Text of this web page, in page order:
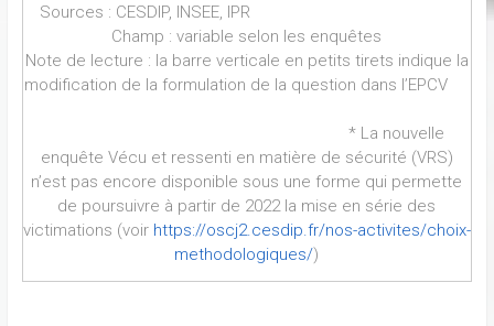
Sources : CESDIP, INSEE, IPR
Champ : variable selon les enquêtes
Note de lecture : la barre verticale en petits tirets indique la
modification de la formulation de la question dans l’EPCV
* La nouvelle
enquête Vécu et ressenti en matière de sécurité (VRS)
n’est pas encore disponible sous une forme qui permette
de poursuivre à partir de 2022 la mise en série des
victimations (voir https://oscj2.cesdip.fr/nos-activites/choix-
methodologiques/)